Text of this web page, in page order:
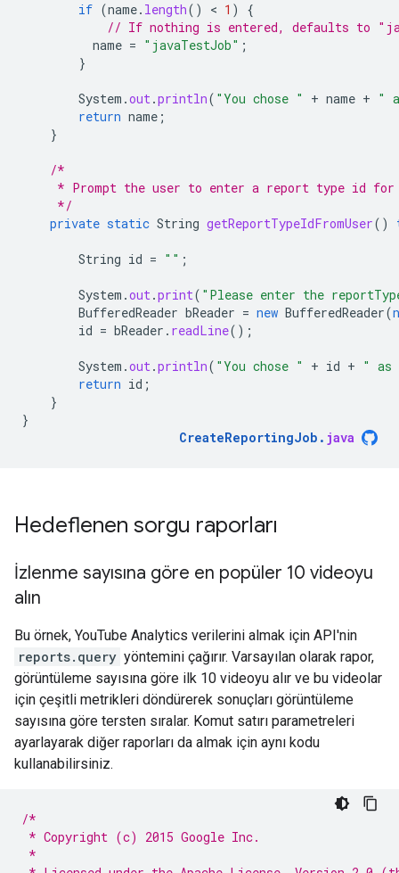
if (name. length() < 1 )
{
// If nothing is entered, defaults to
name = "javaTestJob" ;
}
System .out.println( "You chose " + name + "
return name ;
}
/*
* Prompt the user to enter a report type id
     */
private static String getReportTypeIdFromUser()
String id = "" ;
System .out.print( "Please enter the
BufferedReader bReader = new BufferedReader(
id = bReader . readLine();
System .out.println( "You chose " + id + " as
return id ;
}
}
CreateReportingJob . java
Hedeflenen sorgu raporları
İzlenme sayısına göre en popüler 10 videoyu
alın
Bu örnek, YouTube Analytics verilerini almak için API'nin
reports.query yöntemini çağırır. Varsayılan olarak rapor,
görüntüleme sayısına göre ilk 10 videoyu alır ve bu videolar
için çeşitli metrikleri döndürerek sonuçları görüntüleme
sayısına göre tersten sıralar. Komut satırı parametreleri
ayarlayarak diğer raporları da almak için aynı kodu
kullanabilirsiniz.
/*
* Copyright (c) 2015 Google Inc.
*